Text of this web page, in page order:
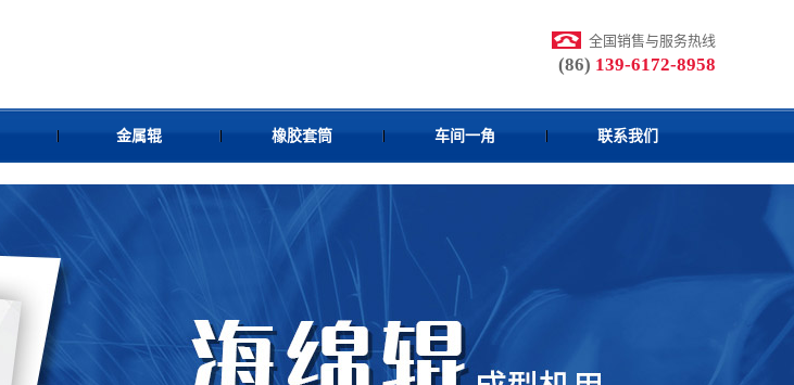
全国销售与服务热线
(86) 139-6172-8958
金属辊 橡胶套筒 车间一角 联系我们